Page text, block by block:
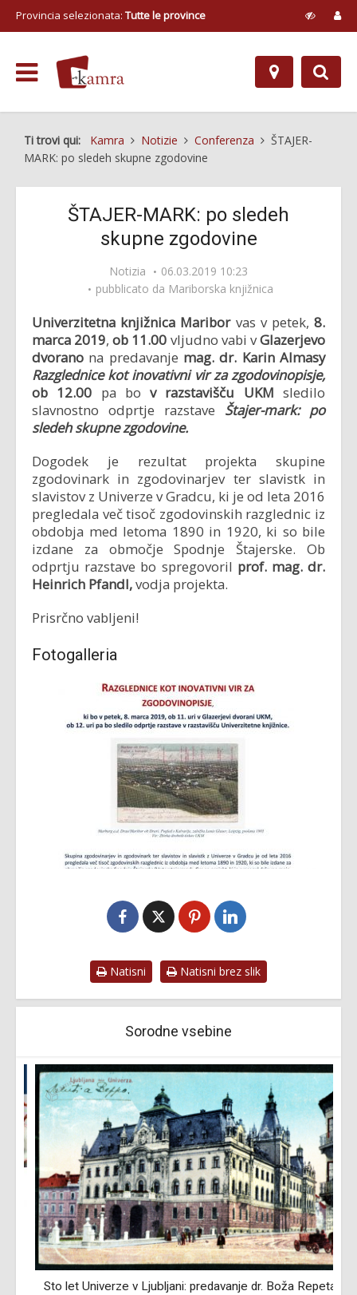
Provincia selezionata: Tutte le province
Ti trovi qui: Kamra Notizie Conferenza
ŠTAJER-
MARK: po sledeh skupne zgodovine
ŠTAJER-MARK: po sledeh
skupne zgodovine
Notizia
06.03.2019 10:23
pubblicato da Mariborska knjižnica
Univerzitetna knjižnica Mariborvas v petek,8.
marca 2019,ob 11.00 vljudno vabi vGlazerjevo
dvorano na predavanje mag. dr. Karin Almasy
Razglednice kot inovativni vir za zgodovinopisje,
ob 12.00 pa bov razstavišču UKMsledilo
slavnostno odprtje razstave Štajer-mark: po
sledeh skupne zgodovine.
Dogodek je rezultat projekta skupine
zgodovinark in zgodovinarjev ter slavistk in
slavistov z Univerze v Gradcu, ki je od leta 2016
pregledala več tisoč zgodovinskih razglednic iz
obdobja med letoma 1890 in 1920, ki so bile
izdane za območje Spodnje Štajerske. Ob
odprtju razstave bo spregovoril prof. mag. dr.
Heinrich Pfandl,vodja projekta.
Prisrčno vabljeni!
Fotogalleria
Natisni Natisni brez slik
Sorodne vsebine
Sto let Univerze v Ljubljani: predavanje dr. Boža Repeta